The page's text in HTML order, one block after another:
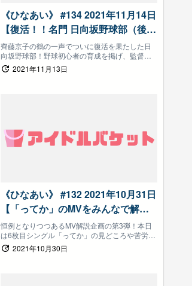
《ひなあい》 #134 2021年11月14日
【復活！！名門 日向坂野球部（後
半）】日向坂で会いましょう
齊藤京子の鶴の一声でついに復活を果たした日
向坂野球部！野球初心者の育成を掲げ、監督が
基礎の基礎から叩き込んだ前回！実践練習では
部員たちの新たな才能が開花！？そして今回は
2021年11月13日
《ひなあい》 #132 2021年10月31日
【「ってか」のMVをみんなで解説
しましょう！！】日向坂で会いまし
ょう
恒例となりつつあるMV解説企画の第3弾！本日
は6枚目シングル「ってか」の見どころや苦労話
などをメンバー自ら解説してもらいます！ただ
し！今回も映像はタラタラ流し、解説したい場
2021年10月30日